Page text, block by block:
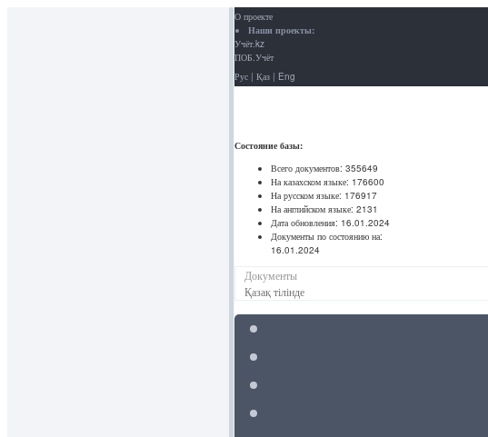
О проекте
Наши проекты:
Учёт.kz
ПОБ.Учёт
Рус | Қаз | Eng
Состояние базы:
Всего документов: 355649
На казахском языке: 176600
На русском языке: 176917
На английском языке: 2131
Дата обновления: 16.01.2024
Документы по состоянию на:
16.01.2024
Документы
Қазақ тілінде